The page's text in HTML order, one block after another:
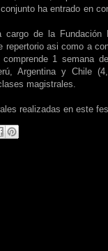
ha entrado en
de la
asi como a
1 semana
Argentina y Chile
magistrales.
realizadas en este